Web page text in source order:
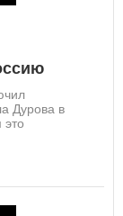
Дурова в
это